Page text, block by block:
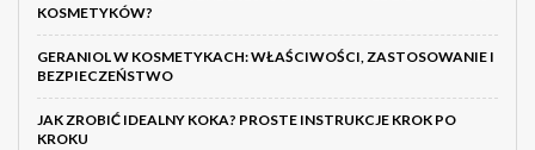
KOSMETYKÓW?
GERANIOL W KOSMETYKACH: WŁAŚCIWOŚCI, ZASTOSOWANIE I
BEZPIECZEŃSTWO
JAK ZROBIĆ IDEALNY KOKA? PROSTE INSTRUKCJE KROK PO
KROKU